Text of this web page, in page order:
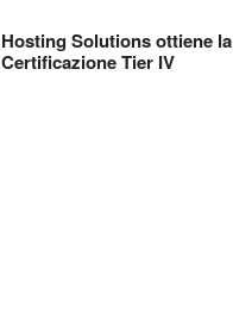
Hosting Solutions ottiene la
Certificazione Tier IV